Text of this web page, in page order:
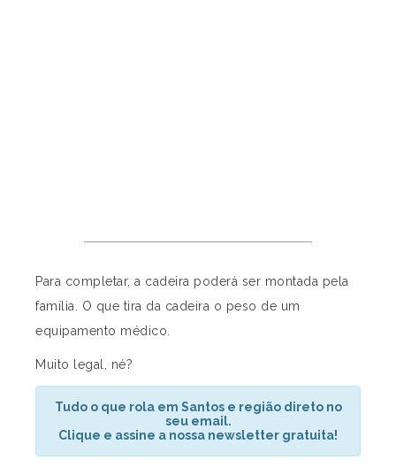
Para completar, a cadeira poderá ser montada pela
família. O que tira da cadeira o peso de um
equipamento médico.
Muito legal, né?
Tudo o que rola em Santos e região direto no
seu email.
Clique e assine a nossa newsletter gratuita!